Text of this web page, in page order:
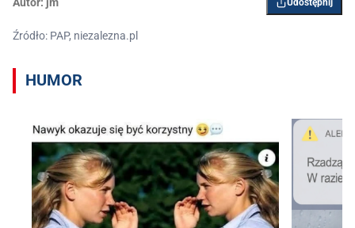
Źródło: PAP, niezalezna.pl
HUMOR